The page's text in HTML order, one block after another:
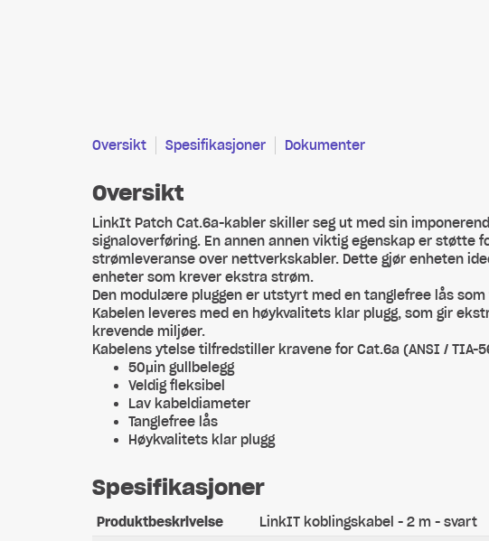
Oversikt Spesifikasjoner Dokumenter
Oversikt
LinkIt Patch Cat.6a-kabler skiller seg ut med sin
signaloverføring. En annen annen viktig egenskap er støtte
strømleveranse over nettverkskabler. Dette gjør enheten
enheter som krever ekstra strøm.
Den modulære pluggen er utstyrt med en tanglefree lås
Kabelen leveres med en høykvalitets klar plugg, som gir
krevende miljøer.
Kabelens ytelse tilfredstiller kravene for Cat.6a (ANSI / TIA-
50μin gullbelegg
Veldig fleksibel
Lav kabeldiameter
Tanglefree lås
Høykvalitets klar plugg
Spesifikasjoner
Produktbeskrivelse
LinkIT koblingskabel - 2 m - svart